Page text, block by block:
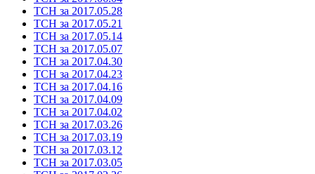
ТСН за 2017.05.28
ТСН за 2017.05.21
ТСН за 2017.05.14
ТСН за 2017.05.07
ТСН за 2017.04.30
ТСН за 2017.04.23
ТСН за 2017.04.16
ТСН за 2017.04.09
ТСН за 2017.04.02
ТСН за 2017.03.26
ТСН за 2017.03.19
ТСН за 2017.03.12
ТСН за 2017.03.05